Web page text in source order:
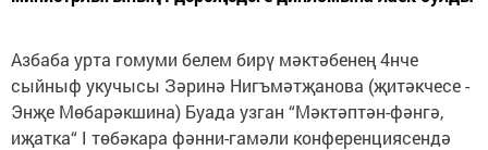
Азбаба урта гомуми белем бирү мәктәбенең 4нче
сыйныф укучысы Зәринә Нигъмәтҗанова (җитәкчесе -
Энҗе Мөбарәкшина) Буада узган “Мәктәптән-фәнгә,
иҗатка“ I төбәкара фәнни-гамәли конференциясендә